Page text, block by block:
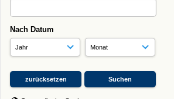
Nach Datum